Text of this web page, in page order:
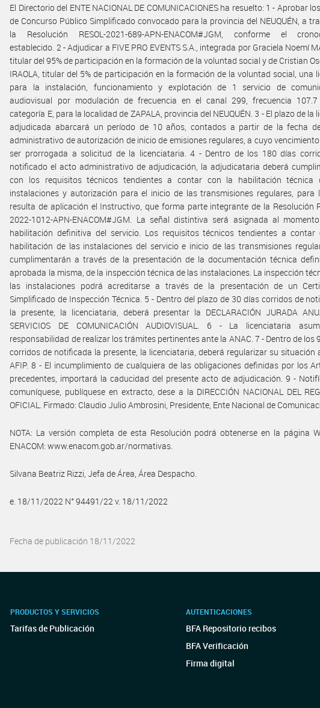
El Directorio del ENTE NACIONAL DE COMUNICACIONES ha resuelto: 1 - Aprobar
de Concurso Público Simplificado convocado para la provincia del NEUQUÉN, a
la Resolución RESOL-2021-689-APN-ENACOM#JGM, conforme el
establecido. 2 - Adjudicar a FIVE PRO EVENTS S.A., integrada por Graciela Noemí
titular del 95% de participación en la formación de la voluntad social y de Cristian
IRAOLA, titular del 5% de participación en la formación de la voluntad social, una
para la instalación, funcionamiento y explotación de 1 servicio de
audiovisual por modulación de frecuencia en el canal 299, frecuencia 107.7
categoría E, para la localidad de ZAPALA, provincia del NEUQUÉN. 3 - El plazo de la
adjudicada abarcará un período de 10 años, contados a partir de la fecha
administrativo de autorización de inicio de emisiones regulares, a cuyo
ser prorrogada a solicitud de la licenciataria. 4 - Dentro de los 180 días
notificado el acto administrativo de adjudicación, la adjudicataria deberá
con los requisitos técnicos tendientes a contar con la habilitación técnica
instalaciones y autorización para el inicio de las transmisiones regulares, para
resulta de aplicación el Instructivo, que forma parte integrante de la Resolución
2022-1012-APN-ENACOM#JGM. La señal distintiva será asignada al
habilitación definitiva del servicio. Los requisitos técnicos tendientes a contar
habilitación de las instalaciones del servicio e inicio de las transmisiones
cumplimentarán a través de la presentación de la documentación técnica
aprobada la misma, de la inspección técnica de las instalaciones. La inspección
las instalaciones podrá acreditarse a través de la presentación de un
Simplificado de Inspección Técnica. 5 - Dentro del plazo de 30 días corridos de
la presente, la licenciataria, deberá presentar la DECLARACIÓN JURADA
SERVICIOS DE COMUNICACIÓN AUDIOVISUAL. 6 - La licenciataria
responsabilidad de realizar los trámites pertinentes ante la ANAC. 7 - Dentro de los
corridos de notificada la presente, la licenciataria, deberá regularizar su situación
AFIP. 8 - El incumplimiento de cualquiera de las obligaciones definidas por los
precedentes, importará la caducidad del presente acto de adjudicación. 9 -
comuníquese, publíquese en extracto, dese a la DIRECCIÓN NACIONAL DEL
OFICIAL. Firmado: Claudio Julio Ambrosini, Presidente, Ente Nacional de
NOTA: La versión completa de esta Resolución podrá obtenerse en la página
ENACOM: www.enacom.gob.ar/normativas.
Silvana Beatriz Rizzi, Jefa de Área, Área Despacho.
e. 18/11/2022 N° 94491/22 v. 18/11/2022
Fecha de publicación 18/11/2022
PRODUCTOS Y SERVICIOS
Tarifas de Publicación
AUTENTICACIONES
BFA Repositorio recibos
BFA Verificación
Firma digital